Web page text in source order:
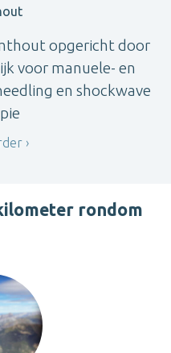
opgericht door
voor manuele- en
en shockwave
rondom